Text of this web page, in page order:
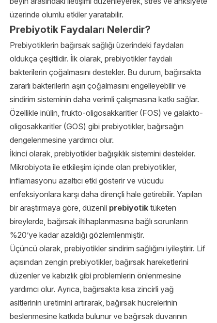
üzerinde olumlu etkiler yaratabilir.
Prebiyotik Faydaları Nelerdir?
Prebiyotiklerin bağırsak sağlığı üzerindeki faydaları
oldukça çeşitlidir. İlk olarak, prebiyotikler faydalı
bakterilerin çoğalmasını destekler. Bu durum, bağırsakta
zararlı bakterilerin aşırı çoğalmasını engelleyebilir ve
sindirim sisteminin daha verimli çalışmasına katkı sağlar.
Özellikle inülin, frukto-oligosakkaritler (FOS) ve galakto-
oligosakkaritler (GOS) gibi prebiyotikler, bağırsağın
dengelenmesine yardımcı olur.
İkinci olarak, prebiyotikler bağışıklık sistemini destekler.
Mikrobiyota ile etkileşim içinde olan prebiyotikler,
inflamasyonu azaltıcı etki gösterir ve vücudu
enfeksiyonlara karşı daha dirençli hale getirebilir. Yapılan
bir araştırmaya göre, düzenli prebiyotik tüketen
bireylerde, bağırsak iltihaplanmasına bağlı sorunların
%20’ye kadar azaldığı gözlemlenmiştir.
Üçüncü olarak, prebiyotikler sindirim sağlığını iyileştirir. Lif
açısından zengin prebiyotikler, bağırsak hareketlerini
düzenler ve kabızlık gibi problemlerin önlenmesine
yardımcı olur. Ayrıca, bağırsakta kısa zincirli yağ
asitlerinin üretimini artırarak, bağırsak hücrelerinin
beslenmesine katkıda bulunur ve bağırsak duvarının